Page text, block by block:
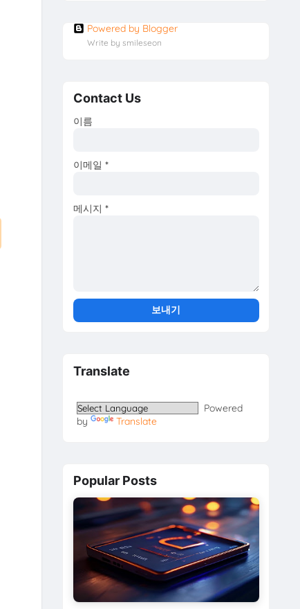
Powered by Blogger
Write by smileseon
Contact Us
이름
이메일 *
메시지 *
Translate
Powered
by
Translate
Popular Posts